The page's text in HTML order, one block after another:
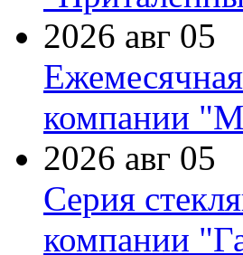
2026 авг 05
компании
2026 авг 05
Серия
компании